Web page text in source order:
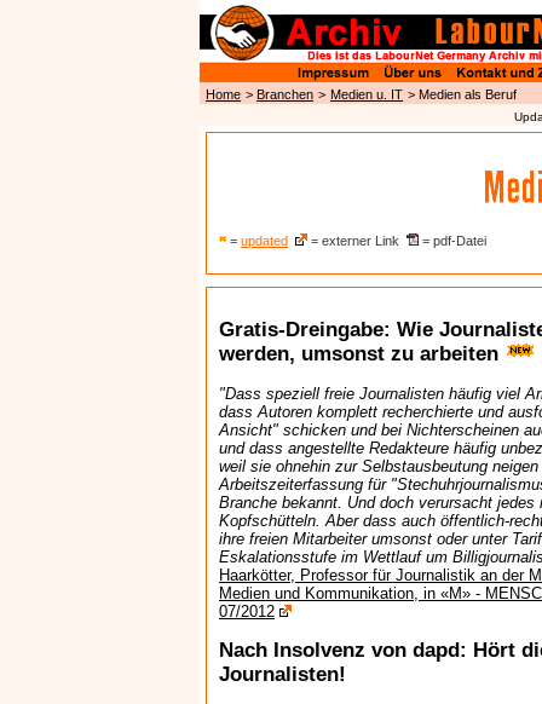
Home > Branchen > Medien u. IT > Medien als Beruf
= updated = externer Link = pdf-Datei
Gratis-Dreingabe: Wie
werden, umsonst zu arbeiten
"Dass speziell freie Journalisten häufig viel
dass Autoren komplett recherchierte und
Ansicht" schicken und bei Nichterscheinen
und dass angestellte Redakteure häufig
weil sie ohnehin zur Selbstausbeutung
Arbeitszeiterfassung für
Branche bekannt. Und doch verursacht jedes
Kopfschütteln. Aber dass auch öffentlich-
ihre freien Mitarbeiter umsonst oder unter
Eskalationsstufe im Wettlauf um
Haarkötter, Professor für Journalistik an der
Medien und Kommunikation, in «M» -
07/2012
Nach Insolvenz von dapd: Hört
Journalisten!